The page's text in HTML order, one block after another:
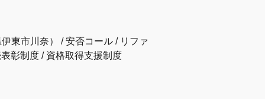
東市川奈） / 安否コール / リファ
彰制度 / 資格取得支援制度